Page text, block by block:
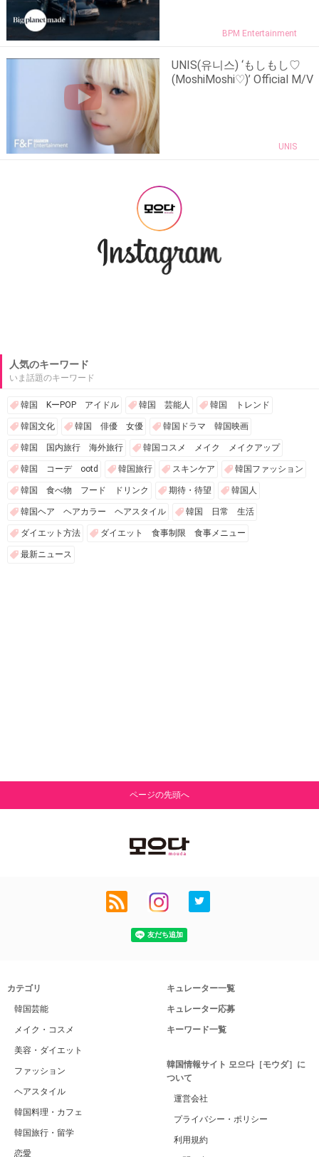
BPM Entertainment
UNIS(유니스) ‘もしもし♡
(MoshiMoshi♡)’ Official M/V
UNIS
人気のキーワード
いま話題のキーワード
韓国 KーPOP アイドル 韓国 芸能人 韓国 トレンド
韓国文化 韓国 俳優 女優 韓国ドラマ 韓国映画
韓国 国内旅行 海外旅行 韓国コスメ メイク メイクアップ
韓国 コーデ ootd 韓国旅行 スキンケア 韓国ファッション
韓国 食べ物 フード ドリンク 期待・待望 韓国人
韓国ヘア ヘアカラー ヘアスタイル 韓国 日常 生活
ダイエット方法 ダイエット 食事制限 食事メニュー
最新ニュース
ページの先頭へ
カテゴリ
韓国芸能
メイク・コスメ
美容・ダイエット
ファッション
ヘアスタイル
韓国料理・カフェ
韓国旅行・留学
恋愛
キュレーター一覧
キュレーター応募
キーワード一覧
韓国情報サイト 모으다［モウダ］に
ついて
運営会社
プライバシー・ポリシー
利用規約